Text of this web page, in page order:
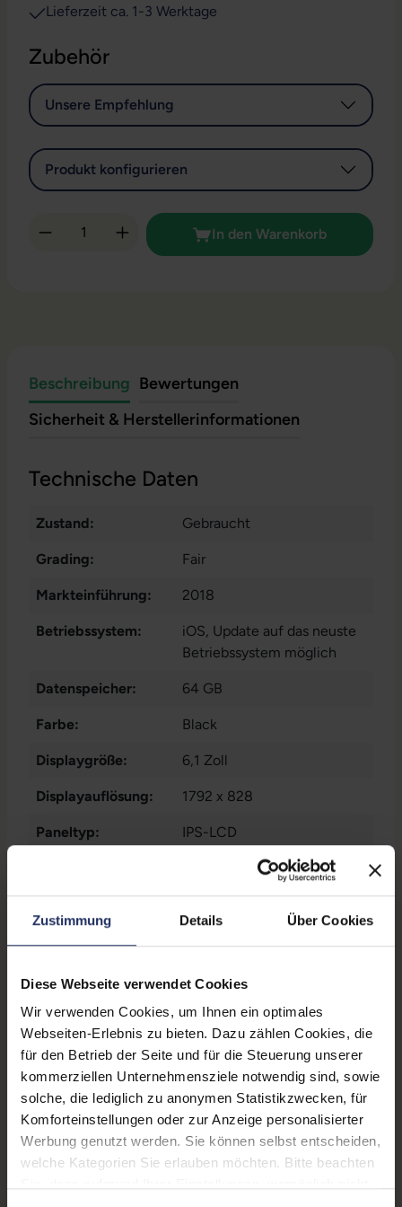
Zustimmung Details Über Cookies
Diese Webseite verwendet Cookies
Wir verwenden Cookies, um Ihnen ein optimales
Webseiten-Erlebnis zu bieten. Dazu zählen Cookies, die
für den Betrieb der Seite und für die Steuerung unserer
kommerziellen Unternehmensziele notwendig sind, sowie
solche, die lediglich zu anonymen Statistikzwecken, für
Komforteinstellungen oder zur Anzeige personalisierter
Werbung genutzt werden. Sie können selbst entscheiden,
welche Kategorien Sie erlauben möchten. Bitte beachten
Lieferzeit ca. 1-3 Werktage
Zubehör
Unsere Empfehlung
Produkt konfigurieren
Produkt Anzahl: Gib den gewünschten
In den Warenkorb
Beschreibung Bewertungen
Sicherheit & Herstellerinformationen
Technische Daten
Zustand: Gebraucht
Grading: Fair
Markteinführung: 2018
Betriebssystem: iOS, Update auf das neuste
Betriebssystem möglich
Datenspeicher: 64 GB
Farbe: Black
Displaygröße: 6,1 Zoll
Displayauflösung: 1792 x 828
Paneltyp: IPS-LCD
Arbeitsspeicher: 3 GB
SIM-Kartenslot: Dual-SIM, Nano-Sim, eSIM
Schnittstellen: 1x Lightning
Kommunikation: Bluetooth, GPS, NFC, WLAN
Mobilfunk: LTE 4G
Frontkamera: 7 Megapixel
Rückkamera: 12 Megapixel